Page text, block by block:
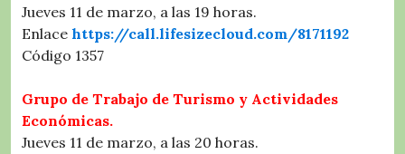
Jueves 11 de marzo, a las 19 horas.
Enlace https://call.lifesizecloud.com/8171192
Código 1357
Grupo de Trabajo de Turismo y Actividades
Económicas.
Jueves 11 de marzo, a las 20 horas.